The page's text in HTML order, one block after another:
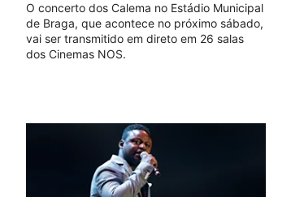
O concerto dos Calema no Estádio Municipal
de Braga, que acontece no próximo sábado,
vai ser transmitido em direto em 26 salas
dos Cinemas NOS.